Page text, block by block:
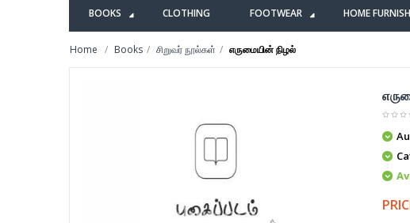
BOOKS CLOTHING FOOTWEAR HOME
Home Books சிறுவர் நூல்கள் எருமையின் நிழல்